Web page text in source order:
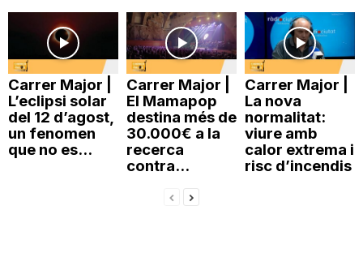
Carrer Major |
L’eclipsi solar
del 12 d’agost,
un fenomen
que no es...
Carrer Major |
El Mamapop
destina més de
30.000€ a la
recerca
contra...
Carrer Major |
La nova
normalitat:
viure amb
calor extrema i
risc d’incendis